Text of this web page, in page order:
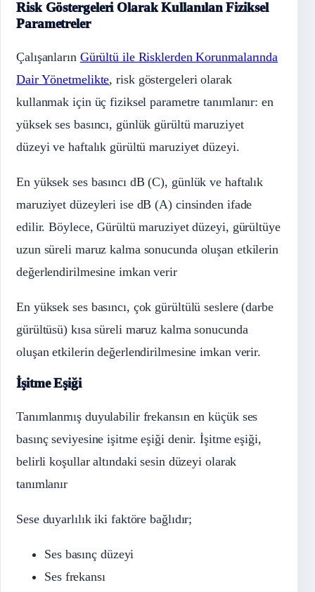
Risk Göstergeleri Olarak Kullanılan Fiziksel
Parametreler
Çalışanların Gürültü ile Risklerden Korunmalarında
Dair Yönetmelikte, risk göstergeleri olarak
kullanmak için üç fiziksel parametre tanımlanır: en
yüksek ses basıncı, günlük gürültü maruziyet
düzeyi ve haftalık gürültü maruziyet düzeyi.
En yüksek ses basıncı dB (C), günlük ve haftalık
maruziyet düzeyleri ise dB (A) cinsinden ifade
edilir. Böylece, Gürültü maruziyet düzeyi, gürültüye
uzun süreli maruz kalma sonucunda oluşan etkilerin
değerlendirilmesine imkan verir
En yüksek ses basıncı, çok gürültülü seslere (darbe
gürültüsü) kısa süreli maruz kalma sonucunda
oluşan etkilerin değerlendirilmesine imkan verir.
İşitme Eşiği
Tanımlanmış duyulabilir frekansın en küçük ses
basınç seviyesine işitme eşiği denir. İşitme eşiği,
belirli koşullar altındaki sesin düzeyi olarak
tanımlanır
Sese duyarlılık iki faktöre bağlıdır;
Ses basınç düzeyi
Ses frekansı